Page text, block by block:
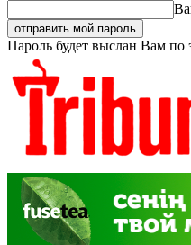
Пароль будет выслан Вам по